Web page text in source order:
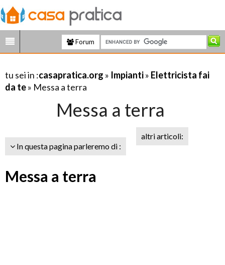
Forum
tu sei in :casapratica.org » Impianti» Elettricista fai
da te» Messa a terra
Messa a terra
In questa pagina parleremo di :
altri articoli:
Messa a terra